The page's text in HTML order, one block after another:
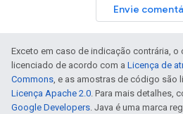
Envie
Exceto em caso de indicação contrária,
licenciado de acordo com a Licença de
Commons, e as amostras de código são
Licença Apache 2.0. Para mais detalhes,
Google Developers. Java é uma marca